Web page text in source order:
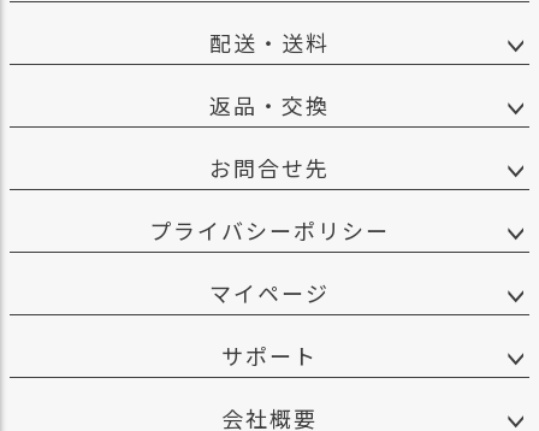
配送・送料
返品・交換
お問合せ先
プライバシーポリシー
マイページ
サポート
会社概要